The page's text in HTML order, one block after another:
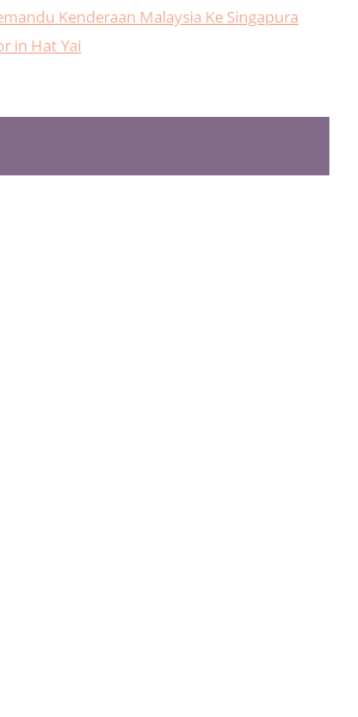
Kenderaan Malaysia Ke Singapura
in Hat Yai